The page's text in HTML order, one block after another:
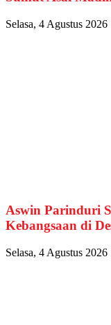
Selasa, 4 Agustus 2026
Aswin Parinduri
Kebangsaan di
Selasa, 4 Agustus 2026